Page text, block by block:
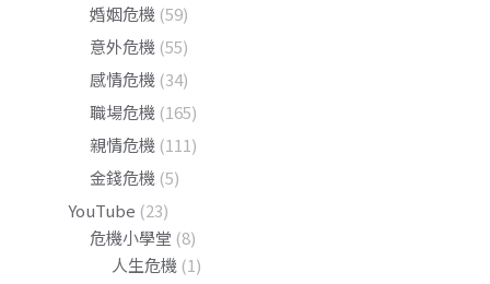
婚姻危機 (59)
意外危機 (55)
感情危機 (34)
職場危機 (165)
親情危機 (111)
金錢危機 (5)
YouTube (23)
危機小學堂 (8)
人生危機 (1)